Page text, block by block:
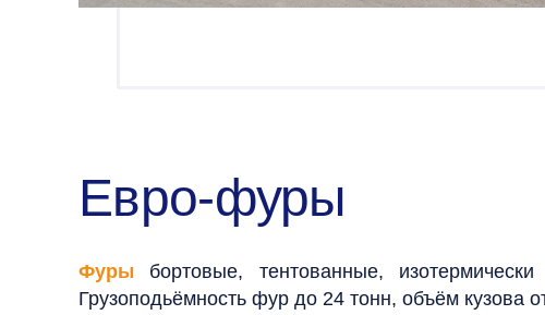
Евро-фуры
Фуры бортовые, тентованные,
Грузоподьёмность фур до 24 тонн, объём кузова